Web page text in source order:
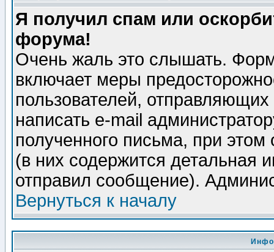
Я получил спам или
форума!
Очень жаль это слышать.
включает меры
пользователей,
написать e-mail
полученного письма, при этом
(в них содержится детальная
отправил сообщение).
Вернуться к началу